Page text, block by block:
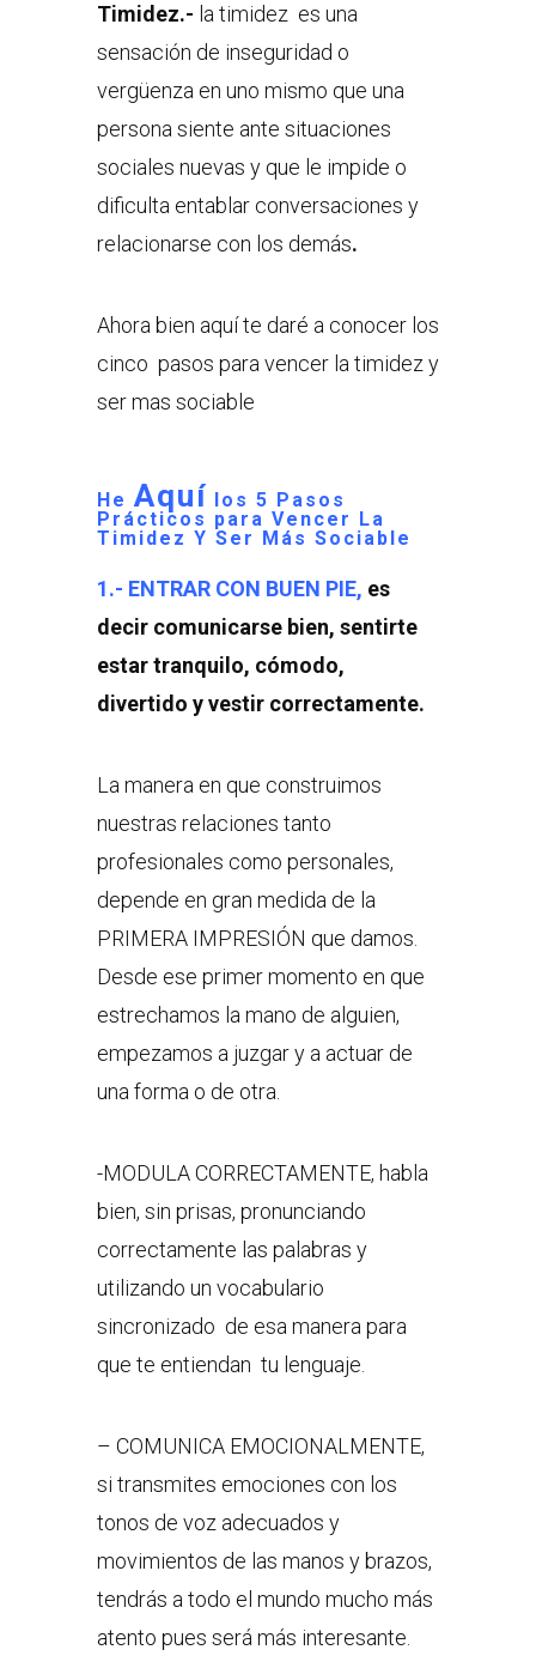
Timidez.- la timidez es una
sensación de inseguridad o
vergüenza en uno mismo que una
persona siente ante situaciones
sociales nuevas y que le impide o
dificulta entablar conversaciones y
relacionarse con los demás.
Ahora bien aquí te daré a conocer los
cinco pasos para vencer la timidez y
ser mas sociable
He Aquí los 5 Pasos
Prácticos para Vencer La
Timidez Y Ser Más Sociable
1.- ENTRAR CON BUEN PIE, es
decir comunicarse bien, sentirte
estar tranquilo, cómodo,
divertido y vestir correctamente.
La manera en que construimos
nuestras relaciones tanto
profesionales como personales,
depende en gran medida de la
PRIMERA IMPRESIÓN que damos.
Desde ese primer momento en que
estrechamos la mano de alguien,
empezamos a juzgar y a actuar de
una forma o de otra.
-MODULA CORRECTAMENTE, habla
bien, sin prisas, pronunciando
correctamente las palabras y
utilizando un vocabulario
sincronizado de esa manera para
que te entiendan tu lenguaje.
– COMUNICA EMOCIONALMENTE,
si transmites emociones con los
tonos de voz adecuados y
movimientos de las manos y brazos,
tendrás a todo el mundo mucho más
atento pues será más interesante.